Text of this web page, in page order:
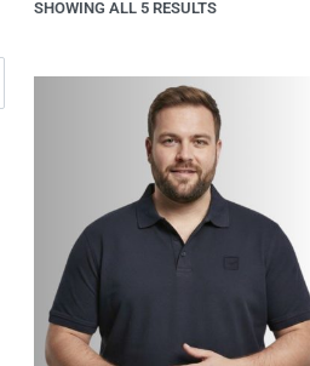
SHOWING ALL 5 RESULTS